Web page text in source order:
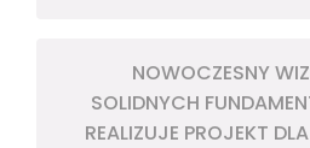
NOWOCZESNY
SOLIDNYCH
REALIZUJE PROJEKT